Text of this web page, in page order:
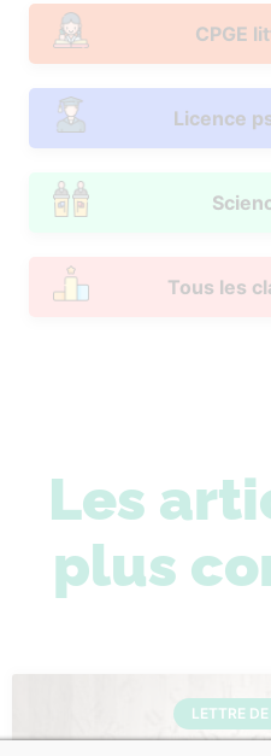
CPGE
Licence
Tous les
Les
plus
LETTRE